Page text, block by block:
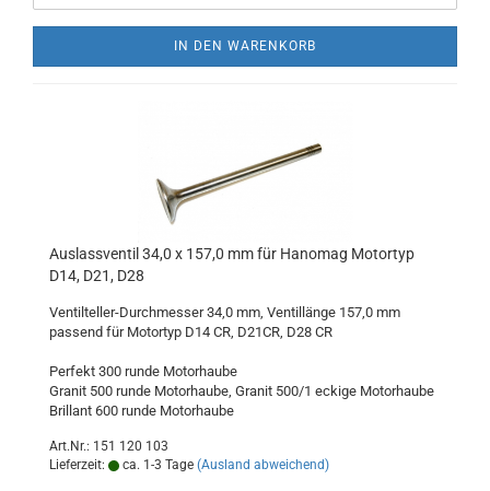
IN DEN WARENKORB
Auslassventil 34,0 x 157,0 mm für Hanomag Motortyp
D14, D21, D28
Ventilteller-Durchmesser 34,0 mm, Ventillänge 157,0 mm
passend für Motortyp D14 CR, D21CR, D28 CR
Perfekt 300 runde Motorhaube
Granit 500 runde Motorhaube, Granit 500/1 eckige Motorhaube
Brillant 600 runde Motorhaube
Art.Nr.: 151 120 103
Lieferzeit:
ca. 1-3 Tage (Ausland abweichend)